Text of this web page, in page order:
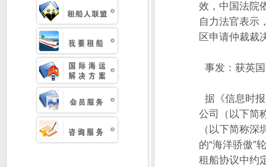
效，中国法院
自力法官表示
区申请仲裁裁
事发：获英
据《信息时
公司（以下简
（以下简称
的“海洋骄傲”
租船协议中约